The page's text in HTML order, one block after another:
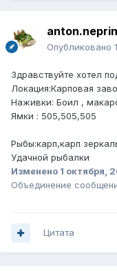
Опубликовано
Здравствуйте хотел
Локация:Карповая
Наживки: Боил ,
Ямки : 505,505,505
Рыбы:карп,карп
Удачной рыбалки
Изменено 1 октября,
Объединение
Цитата